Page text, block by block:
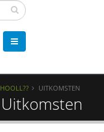
UITKOMSTEN